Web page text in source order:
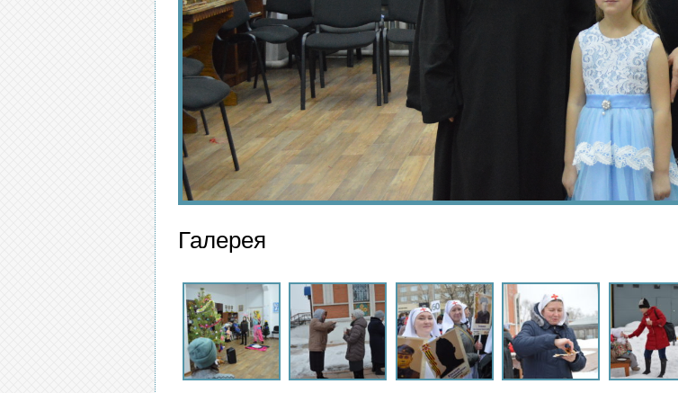
Галерея